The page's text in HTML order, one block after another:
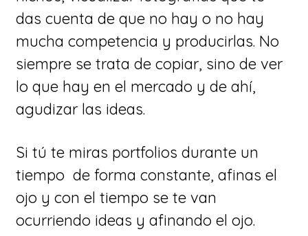
das cuenta de que no hay o no hay
mucha competencia y producirlas. No
siempre se trata de copiar, sino de ver
lo que hay en el mercado y de ahí,
agudizar las ideas.
Si tú te miras portfolios durante un
tiempo de forma constante, afinas el
ojo y con el tiempo se te van
ocurriendo ideas y afinando el ojo.